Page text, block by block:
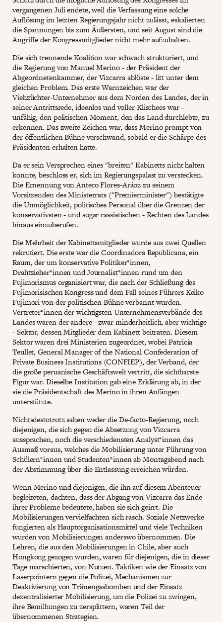
vergangenen Juli endete, weil die Verfassung eine solche
Auflösung im letzten Regierungsjahr nicht zulässt, eskalierten
die Spannungen bis zum Äußersten, und seit August sind die
Angriffe der Kongressmitglieder nicht mehr aufzuhalten.
Die sich trennende Koalition war schwach strukturiert, und
die Regierung von Manuel Merino - der Präsident der
Abgeordnetenkammer, der Vizcarra ablöste - litt unter dem
gleichen Problem. Das erste Warnzeichen war der
Viehzüchter-Unternehmer aus dem Norden des Landes, der in
seiner Antrittsrede, ideenlos und voller Klischees war -
unfähig, den politischen Moment, den das Land durchlebte, zu
erkennen. Das zweite Zeichen war, dass Merino prompt von
der öffentlichen Bühne verschwand, sobald er die Schärpe des
Präsidenten erhalten hatte.
Da er sein Versprechen eines "breiten" Kabinetts nicht halten
konnte, beschloss er, sich im Regierungspalast zu verstecken.
Die Ernennung von Antero Flores-Aráoz zu seinem
Vorsitzenden des Ministerrats ("Premierminister") bestätigte
die Unmöglichkeit, politisches Personal über die Grenzen der
konservativsten -und sogar rassistischen- Rechten des Landes
hinaus einzuberufen.
Die Mehrheit der Kabinettsmitglieder wurde aus zwei Quellen
rekrutiert. Die erste war die Coordinadora Republicana, ein
Raum, der um konservative Politiker*innen,
Drahtzieher*innen und Journalist*innen rund um den
Fujimorismus organisiert war, die nach der Schließung des
Fujimorisischen Kongress und dem Fall seines Führers Keiko
Fujimori von der politischen Bühne verbannt wurden.
Vertreter*innen der wichtigsten Unternehmensverbände des
Landes waren der andere - zwar minderheitlich, aber wichtige
- Sektor, dessen Mitglieder dem Kabinett beitraten. Diesem
Sektor waren drei Ministerien zugeordnet, wobei Patricia
Teullet, General Manager of the National Confederation of
Private Business Institutions (CONFIEP), der Verband, der
die große peruanische Geschäftswelt vertritt, die sichtbarste
Figur war. Dieselbe Institution gab eine Erklärung ab, in der
sie die Präsidentschaft des Merino in ihren Anfängen
unterstützte.
Nichtsdestotrotz sahen weder die De-facto-Regierung, noch
diejenigen, die sich gegen die Absetzung von Vizcarra
aussprachen, noch die verschiedensten Analyst*innen das
Ausmaß voraus, welches die Mobilisierung unter Führung von
Schülern*innen und Studenten*innen ab Montagabend nach
der Abstimmung über die Entlassung erreichen würden.
Wenn Merino und diejenigen, die ihn auf diesem Abenteuer
begleiteten, dachten, dass der Abgang von Vizcarra das Ende
ihrer Probleme bedeutete, haben sie sich geirrt. Die
Mobilisierungen vervielfachten sich rasch. Soziale Netzwerke
fungierten als Hauptorganisationsmittel und viele Techniken
wurden von Mobilisierungen anderswo übernommen. Die
Lehren, die aus den Mobilisierungen in Chile, aber auch
Hongkong gezogen wurden, waren für diejenigen, die in dieser
Tage marschierten, von Nutzen. Taktiken wie der Einsatz von
Laserpointern gegen die Polizei, Mechanismen zur
Deaktivierung von Tränengasbomben und der Einsatz
dezentralisierter Mobilisierung, um die Polizei zu zwingen,
ihre Bemühungen zu zersplittern, waren Teil der
übernommenen Strategien.